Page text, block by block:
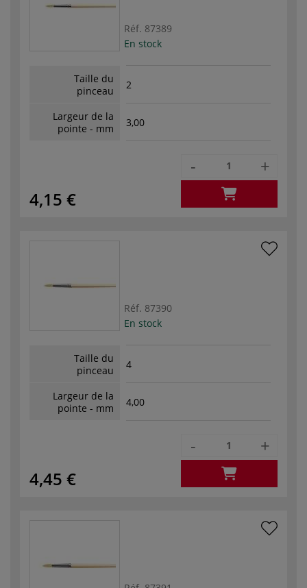
Réf. 87389
En stock
Taille du
pinceau
2
Largeur de la
pointe - mm
3,00
4,15 €
- +
Réf. 87390
En stock
Taille du
pinceau
4
Largeur de la
pointe - mm
4,00
4,45 €
- +